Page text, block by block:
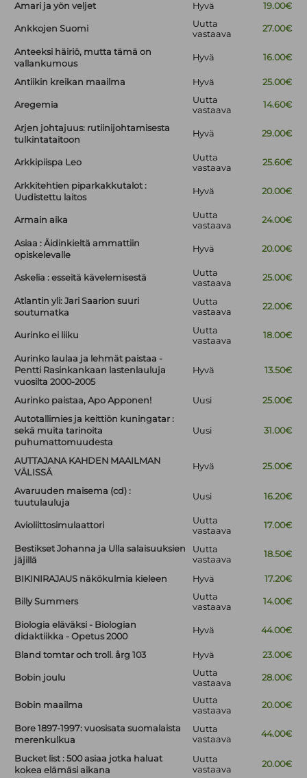
Amari ja yön veljet Hyvä 19.00€
Ankkojen Suomi
Uutta
vastaava
27.00€
Anteeksi häiriö, mutta tämä on
vallankumous
Hyvä 16.00€
Antiikin kreikan maailma Hyvä 25.00€
Aregemia
Uutta
vastaava
14.60€
Arjen johtajuus: rutiinijohtamisesta
tulkintataitoon
Hyvä 29.00€
Arkkipiispa Leo
Uutta
vastaava
25.60€
Arkkitehtien piparkakkutalot :
Uudistettu laitos
Hyvä 20.00€
Armain aika
Uutta
vastaava
24.00€
Asiaa : Äidinkieltä ammattiin
opiskelevalle
Hyvä 20.00€
Askelia : esseitä kävelemisestä
Uutta
vastaava
25.00€
Atlantin yli: Jari Saarion suuri
soutumatka
Uutta
vastaava
22.00€
Aurinko ei liiku
Uutta
vastaava
18.00€
Aurinko laulaa ja lehmät paistaa -
Pentti Rasinkankaan lastenlauluja
vuosilta 2000-2005
Hyvä 13.50€
Aurinko paistaa, Apo Apponen! Uusi
25.00€
Autotallimies ja keittiön kuningatar :
sekä muita tarinoita
puhumattomuudesta
Uusi 31.00€
AUTTAJANA KAHDEN MAAILMAN
VÄLISSÄ
Hyvä 25.00€
Avaruuden maisema (cd) :
tuutulauluja
Uusi 16.20€
Avioliittosimulaattori
Uutta
vastaava
17.00€
Bestikset Johanna ja Ulla salaisuuksien
jäjillä
Uutta
vastaava
18.50€
BIKINIRAJAUS näkökulmia kieleen Hyvä 17.20€
Billy Summers
Uutta
vastaava
14.00€
Biologia eläväksi - Biologian
didaktiikka - Opetus 2000
Hyvä 44.00€
Bland tomtar och troll. årg 103 Hyvä 23.00€
Bobin joulu
Uutta
vastaava
28.00€
Bobin maailma
Uutta
vastaava
20.00€
Bore 1897-1997: vuosisata suomalaista
merenkulkua
Uutta
vastaava
44.00€
Bucket list : 500 asiaa jotka haluat
kokea elämäsi aikana
Uutta
vastaava
20.00€